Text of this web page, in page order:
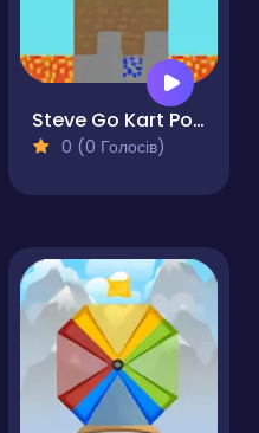
Steve Go Kart Portal
0 (0 Голосів)